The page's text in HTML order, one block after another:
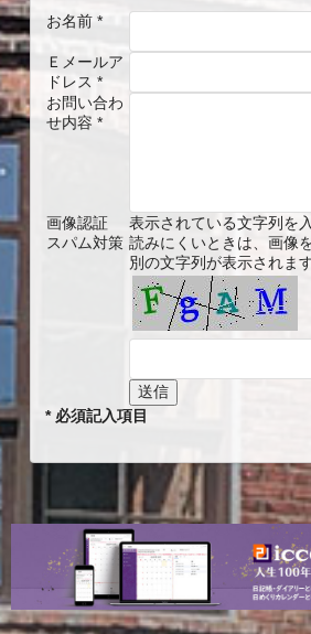
お名前 *
Ｅメールア
ドレス *
お問い合わ
せ内容 *
画像認証
スパム対策
表示されている文字列を
読みにくいときは、画像
別の文字列が表示されます
* 必須記入項目